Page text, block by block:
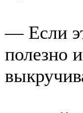
— Если
полезно